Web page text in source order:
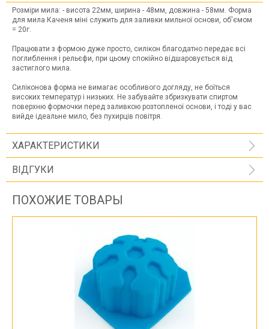
Розміри мила: - висота 22мм, ширина - 48мм, довжина - 58мм. Форма
для мила Каченя міні служить для заливки мильної основи, об'ємом
= 20г.
Працювати з формою дуже просто, силікон благодатно передає всі
поглиблення і рельєфи, при цьому спокійно відшаровується від
застиглого мила.
Силіконова форма не вимагає особливого догляду, не боїться
високих температур і низьких. Не забувайте збризкувати спиртом
поверхню формочки перед заливкою розтопленої основи, і тоді у вас
вийде ідеальне мило, без пухирців повітря.
ХАРАКТЕРИСТИКИ
ВІДГУКИ
ПОХОЖИЕ ТОВАРЫ